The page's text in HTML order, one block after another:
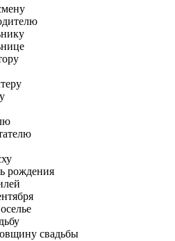
рождения
свадьбы